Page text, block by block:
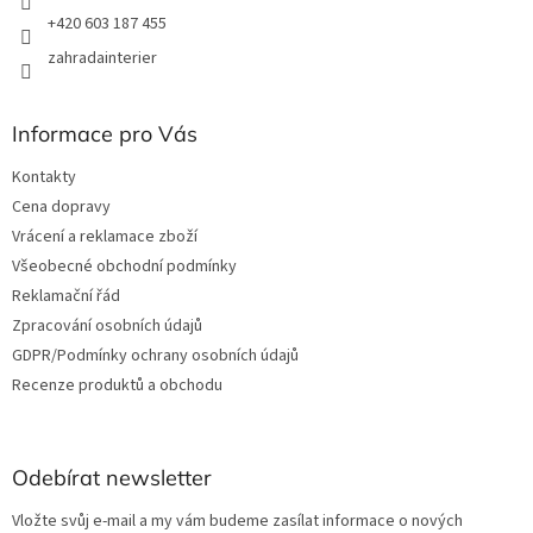
+420 603 187 455
zahradainterier
Informace pro Vás
Kontakty
Cena dopravy
Vrácení a reklamace zboží
Všeobecné obchodní podmínky
Reklamační řád
Zpracování osobních údajů
GDPR/Podmínky ochrany osobních údajů
Recenze produktů a obchodu
Odebírat newsletter
Vložte svůj e-mail a my vám budeme zasílat informace o nových